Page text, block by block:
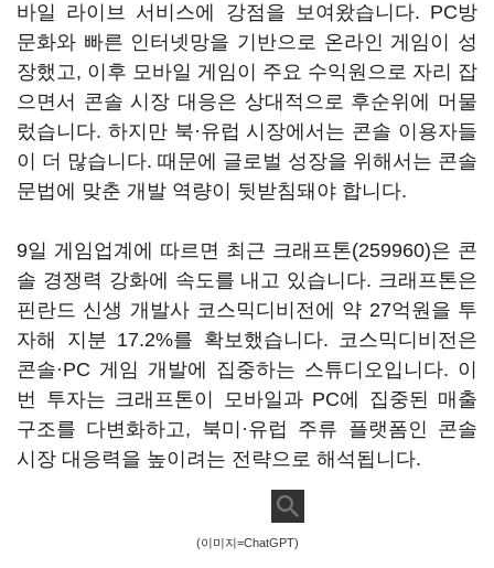
바일 라이브 서비스에 강점을 보여왔습니다. PC방
문화와 빠른 인터넷망을 기반으로 온라인 게임이 성
장했고, 이후 모바일 게임이 주요 수익원으로 자리 잡
으면서 콘솔 시장 대응은 상대적으로 후순위에 머물
렀습니다. 하지만 북·유럽 시장에서는 콘솔 이용자들
이 더 많습니다. 때문에 글로벌 성장을 위해서는 콘솔
문법에 맞춘 개발 역량이 뒷받침돼야 합니다.
9일 게임업계에 따르면 최근 크래프톤(259960)은 콘
솔 경쟁력 강화에 속도를 내고 있습니다. 크래프톤은
핀란드 신생 개발사 코스믹디비전에 약 27억원을 투
자해 지분 17.2%를 확보했습니다. 코스믹디비전은
콘솔·PC 게임 개발에 집중하는 스튜디오입니다. 이
번 투자는 크래프톤이 모바일과 PC에 집중된 매출
구조를 다변화하고, 북미·유럽 주류 플랫폼인 콘솔
시장 대응력을 높이려는 전략으로 해석됩니다.
(이미지=ChatGPT)